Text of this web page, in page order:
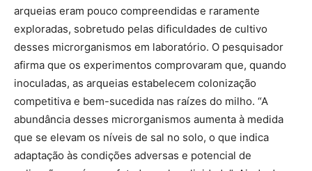
arqueias eram pouco compreendidas e raramente
exploradas, sobretudo pelas dificuldades de cultivo
desses microrganismos em laboratório. O pesquisador
afirma que os experimentos comprovaram que, quando
inoculadas, as arqueias estabelecem colonização
competitiva e bem-sucedida nas raízes do milho. “A
abundância desses microrganismos aumenta à medida
que se elevam os níveis de sal no solo, o que indica
adaptação às condições adversas e potencial de